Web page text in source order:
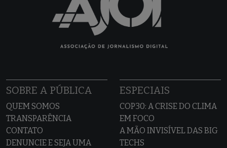
SOBRE A PÚBLICA
QUEM SOMOS
TRANSPARÊNCIA
CONTATO
DENUNCIE E SEJA UMA
ESPECIAIS
COP30: A CRISE DO CLIMA
EM FOCO
A MÃO INVISÍVEL DAS BIG
TECHS